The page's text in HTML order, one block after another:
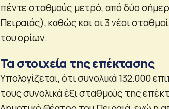
πέντε σταθμούς μετρό, από δύο
Πειραιάς), καθώς και οι 3 νέοι
του ορίων.
Τα στοιχεία της επέκτασης
Υπολογίζεται, ότι συνολικά 132.000
τους συνολικά έξι σταθμούς της